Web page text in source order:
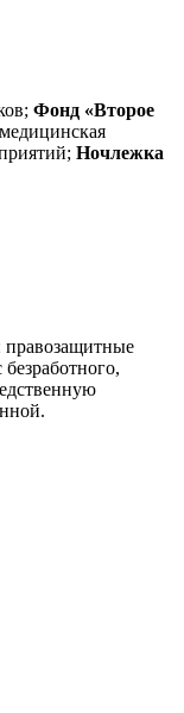
Фонд «Второе
Ночлежка
правозащитные